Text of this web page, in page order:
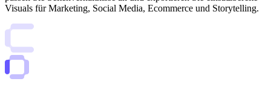
Visuals für Marketing, Social Media, Ecommerce und Storytelling.